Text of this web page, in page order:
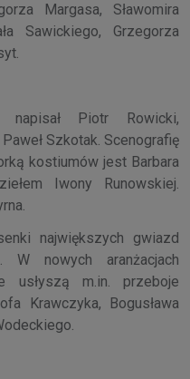
Margasa, Sławomira
Sawickiego, Grzegorza
napisał Piotr Rowicki,
Szkotak. Scenografię
kostiumów jest Barbara
Iwony Runowskiej.
największych gwiazd
W nowych aranżacjach
usłyszą m.in. przeboje
Krawczyka, Bogusława